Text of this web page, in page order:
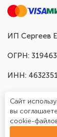
ИП Сергеев
ОГРН:
ИНН:
Сайт
вы
cookie-